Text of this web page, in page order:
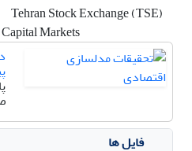
Tehran Stock Exchange (TSE)
Capital Markets
فایل ها